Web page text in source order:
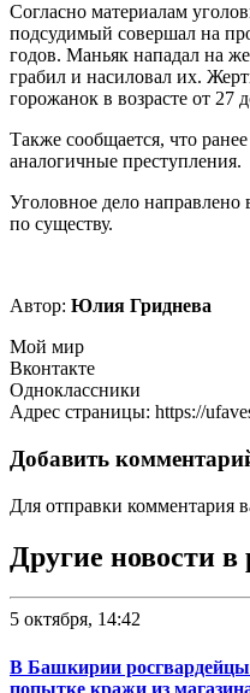
Согласно материалам
подсудимый совершал на
годов. Маньяк нападал на
грабил и насиловал их.
горожанок в возрасте от 27
Также сообщается, что
аналогичные преступления.
Уголовное дело направлено
по существу.
Автор: Юлия Гриднева
Мой мир
Вконтакте
Одноклассники
Адрес страницы: https://
Добавить
Для отправки комментария
Другие новости в
5 октября, 14:42
В Башкирии
попытке кражи из